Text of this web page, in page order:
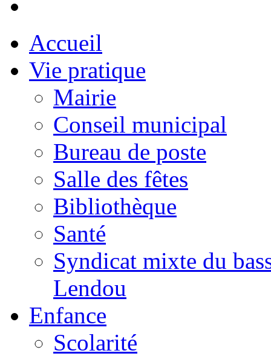
Accueil
Vie pratique
Mairie
Conseil municipal
Bureau de poste
Salle des fêtes
Bibliothèque
Santé
Syndicat mixte du
Lendou
Enfance
Scolarité